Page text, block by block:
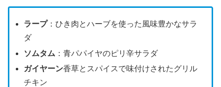
ラープ：ひき肉とハーブを使った風味豊かなサラ
ダ
ソムタム ：青パパイヤのピリ辛サラダ
ガイヤーン香草とスパイスで味付けされたグリル
チキン